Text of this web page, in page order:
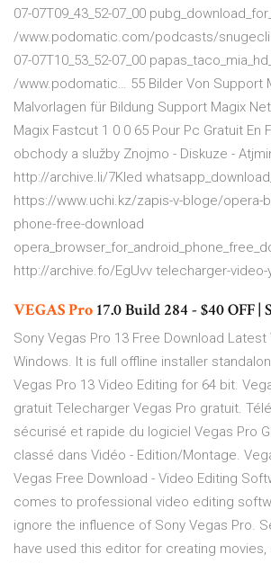
07-07T09_43_52-07_00
/www.podomatic.com/podcasts/
07-07T10_53_52-07_00
/www.podomatic… 55 Bilder Von Support
Malvorlagen für Bildung Support Magix
Magix Fastcut 1 0 0 65 Pour Pc Gratuit En
obchody a služby Znojmo - Diskuze -
http://archive.li/7KIed
https://www.uchi.kz/zapis-v-bloge/opera-
phone-free-download
http://archive.fo/EgUvv telecharger-
VEGASPro 17.0 Build 284 - $40 OFF |
Sony Vegas Pro 13 Free Download
Windows. It is full offline installer
Vegas Pro 13 Video Editing for 64 bit.
gratuit Telecharger Vegas Pro gratuit.
sécurisé et rapide du logiciel Vegas Pro
classé dans Vidéo - Edition/Montage.
Vegas Free Download - Video Editing
comes to professional video editing
ignore the influence of Sony Vegas Pro.
have used this editor for creating movies,